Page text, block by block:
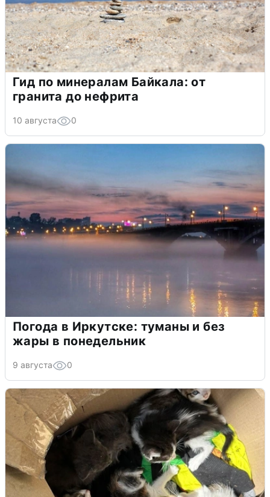
Гид по минералам Байкала: от
гранита до нефрита
10 августа 0
Погода в Иркутске: туманы и без
жары в понедельник
9 августа 0